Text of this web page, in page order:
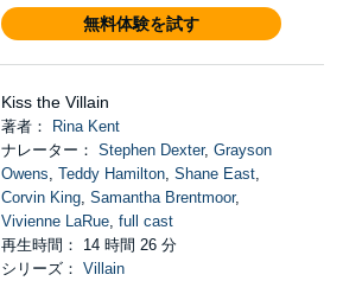
無料体験を試す
Kiss the Villain
著者：
Rina Kent
ナレーター： Stephen Dexter, Grayson
Owens, Teddy Hamilton, Shane East,
Corvin King, Samantha Brentmoor,
Vivienne LaRue, full cast
再生時間： 14 時間 26 分
シリーズ： Villain